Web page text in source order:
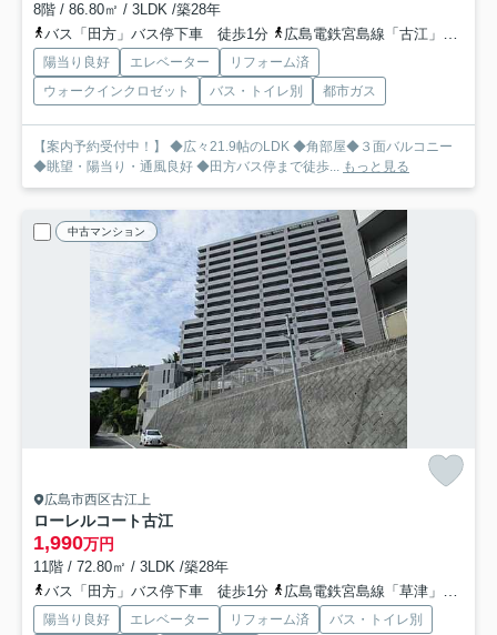
8階 / 86.80㎡ / 3LDK /築28年
バス「田方」バス停下車 徒歩1分
広島電鉄宮島線「古江」駅 徒歩13分
陽当り良好 エレベーター
リフォーム済
ウォークインクロゼット
バス・トイレ別 都市ガス
【案内予約受付中！】 ◆広々21.9帖のLDK ◆角部屋◆３面バルコニー
◆眺望・陽当り・通風良好 ◆田方バス停まで徒歩... もっと見る
中古マンション
広島市西区古江上
ローレルコート古江
1,990万円
11階 / 72.80㎡ / 3LDK /築28年
バス「田方」バス停下車 徒歩1分
広島電鉄宮島線「草津」駅 徒歩18分
陽当り良好 エレベーター リフォーム済
バス・トイレ別